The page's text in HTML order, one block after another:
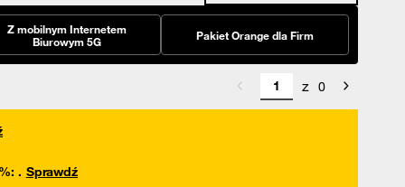
Z mobilnym Internetem
Biurowym 5G
Pakiet Orange dla Firm
z 0
: . Sprawdź